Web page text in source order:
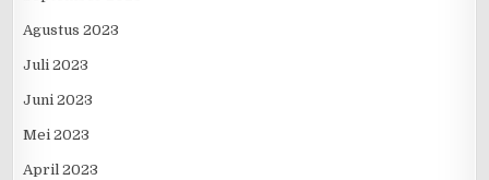
Agustus 2023
Juli 2023
Juni 2023
Mei 2023
April 2023